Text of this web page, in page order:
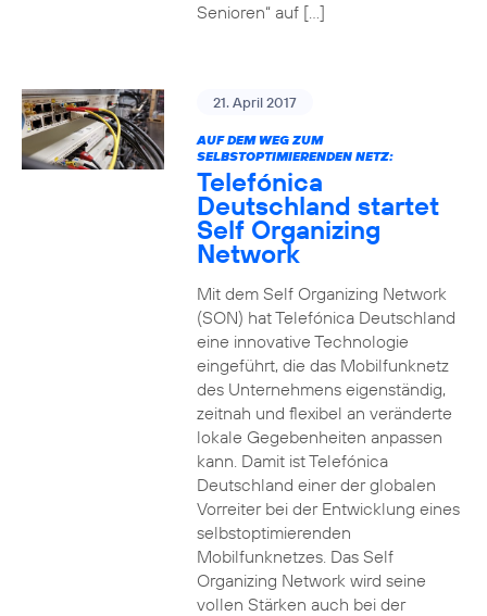
Senioren“ auf […]
21. April 2017
AUF DEM WEG ZUM
SELBSTOPTIMIERENDEN NETZ:
Telefónica
Deutschland startet
Self Organizing
Network
Mit dem Self Organizing Network
(SON) hat Telefónica Deutschland
eine innovative Technologie
eingeführt, die das Mobilfunknetz
des Unternehmens eigenständig,
zeitnah und flexibel an veränderte
lokale Gegebenheiten anpassen
kann. Damit ist Telefónica
Deutschland einer der globalen
Vorreiter bei der Entwicklung eines
selbstoptimierenden
Mobilfunknetzes. Das Self
Organizing Network wird seine
vollen Stärken auch bei der